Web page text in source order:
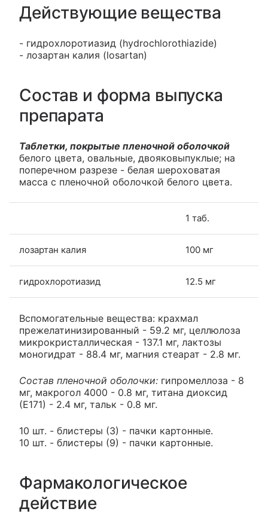
Действующие вещества
- гидрохлоротиазид (hydrochlorothiazide)
- лозартан калия (losartan)
Состав и форма выпуска
препарата
Таблетки, покрытые пленочной оболочкой
белого цвета, овальные, двояковыпуклые; на
поперечном разрезе - белая шероховатая
масса с пленочной оболочкой белого цвета.
1 таб.
лозартан калия 100 мг
гидрохлоротиазид 12.5 мг
Вспомогательные вещества: крахмал
прежелатинизированный - 59.2 мг, целлюлоза
микрокристаллическая - 137.1 мг, лактозы
моногидрат - 88.4 мг, магния стеарат - 2.8 мг.
Состав пленочной оболочки: гипромеллоза - 8
мг, макрогол 4000 - 0.8 мг, титана диоксид
(Е171) - 2.4 мг, тальк - 0.8 мг.
10 шт. - блистеры (3) - пачки картонные.
10 шт. - блистеры (9) - пачки картонные.
Фармакологическое
действие